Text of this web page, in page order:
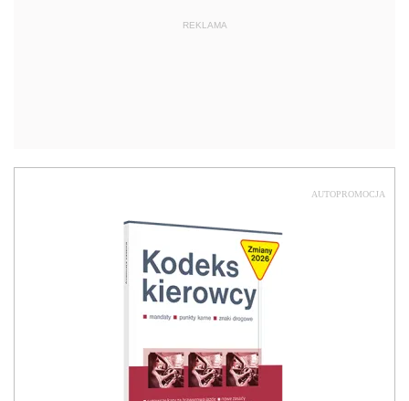
REKLAMA
AUTOPROMOCJA